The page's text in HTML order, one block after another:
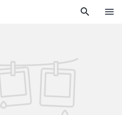
search menu